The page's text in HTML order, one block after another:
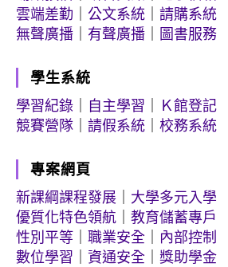
雲端差勤
公文系統
請購系統
無聲廣播
有聲廣播 圖書服務
學生系統
學習紀錄
自主學習
Ｋ館登記
競賽營隊
請假系統 校務系統
專案網頁
新課綱課程發展
大學多元入學
優質化特色領航
教育儲蓄專戶
性別平等
職業安全
內部控制
數位學習
資通安全 獎助學金